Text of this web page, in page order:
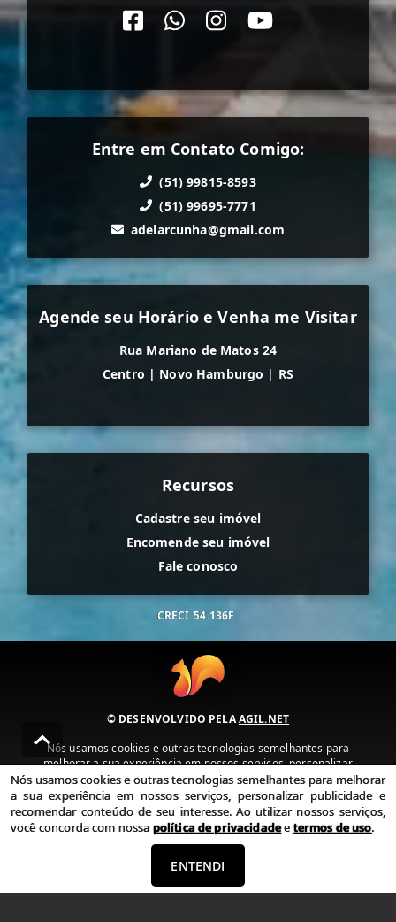
Entre em Contato Comigo:
(51) 99815-8593
(51) 99695-7771
adelarcunha@gmail.com
Agende seu Horário e Venha me Visitar
Rua Mariano de Matos 24
Centro | Novo Hamburgo | RS
Recursos
Cadastre seu imóvel
Encomende seu imóvel
Fale conosco
CRECI 54.136F
© DESENVOLVIDO PELAAGIL.NET
Nós usamos cookies e outras tecnologias semelhantes para
melhorar a sua experiência em nossos serviços, personalizar
publicidade e recomendar conteúdo de seu interesse. Ao utilizar
nossos serviços, você concorda com nossa política de privacidade e
termos de uso.
Política de Privacidade Termos de uso
Nós usamos cookies e outras tecnologias semelhantes para melhorar
a sua experiência em nossos serviços, personalizar publicidade e
recomendar conteúdo de seu interesse. Ao utilizar nossos serviços,
você concorda com nossa política de privacidadeetermos de uso.
ENTENDI